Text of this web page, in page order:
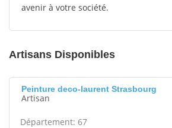
avenir à votre société.
Artisans Disponibles
Peinture deco-laurent Strasbourg
Artisan
Département: 67